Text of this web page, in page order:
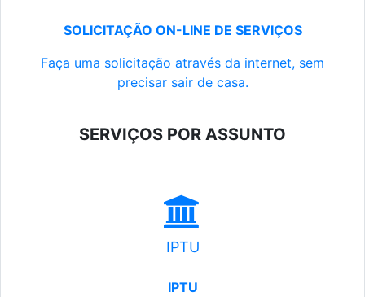
SOLICITAÇÃO ON-LINE DE SERVIÇOS
Faça uma solicitação através da internet, sem
precisar sair de casa.
SERVIÇOS POR ASSUNTO
IPTU
IPTU